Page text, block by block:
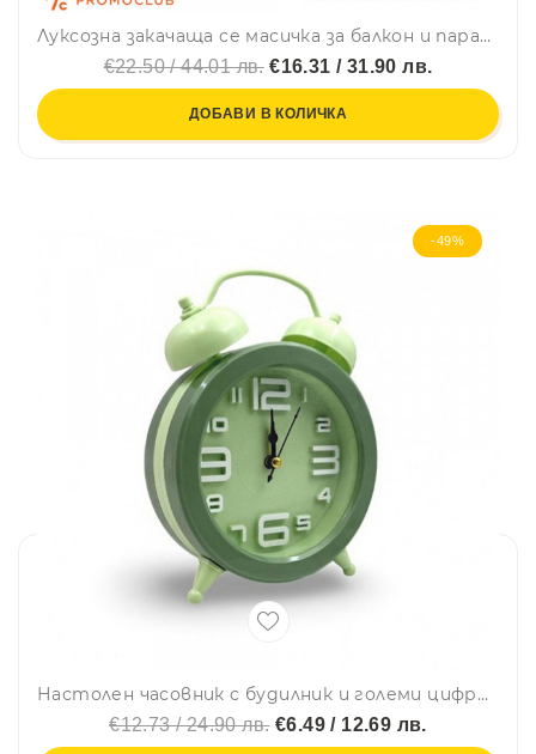
Луксозна закачаща се масичка за балкон и парапет, размери 51.5 х 39.0 см
€22.50 / 44.01 лв.€16.31 / 31.90 лв.
ДОБАВИ В КОЛИЧКА
-49%
Настолен часовник с будилник и големи цифри - Зелен CD259
€12.73 / 24.90 лв.€6.49 / 12.69 лв.